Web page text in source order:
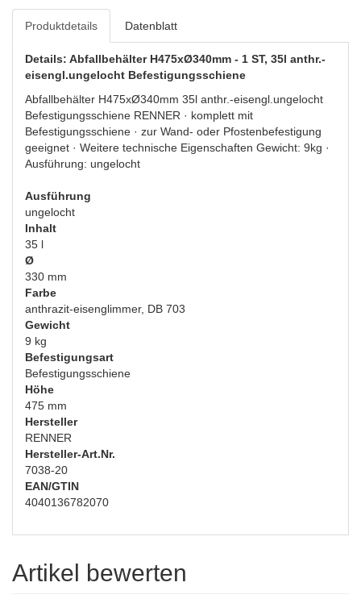
Produktdetails Datenblatt
Details: Abfallbehälter H475xØ340mm - 1 ST, 35l anthr.-
eisengl.ungelocht Befestigungsschiene
Abfallbehälter H475xØ340mm 35l anthr.-eisengl.ungelocht
Befestigungsschiene RENNER · komplett mit
Befestigungsschiene · zur Wand- oder Pfostenbefestigung
geeignet · Weitere technische Eigenschaften Gewicht: 9kg ·
Ausführung: ungelocht
Ausführung
ungelocht
Inhalt
35 l
Ø
330 mm
Farbe
anthrazit-eisenglimmer, DB 703
Gewicht
9 kg
Befestigungsart
Befestigungsschiene
Höhe
475 mm
Hersteller
RENNER
Hersteller-Art.Nr.
7038-20
EAN/GTIN
4040136782070
Artikel bewerten